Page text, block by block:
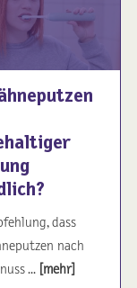
dass
nach
... [mehr]